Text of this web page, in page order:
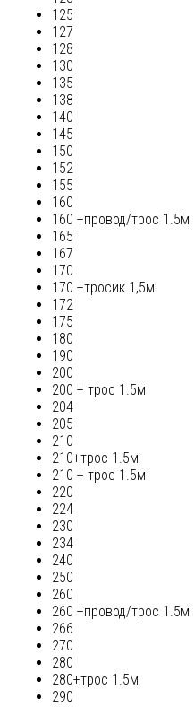
125
127
128
130
135
138
140
145
150
152
155
160
160 +провод/трос 1.5м
165
167
170
170 +тросик 1,5м
172
175
180
190
200
200 + трос 1.5м
204
205
210
210+трос 1.5м
210 + трос 1.5м
220
224
230
234
240
250
260
260 +провод/трос 1.5м
266
270
280
280+трос 1.5м
290